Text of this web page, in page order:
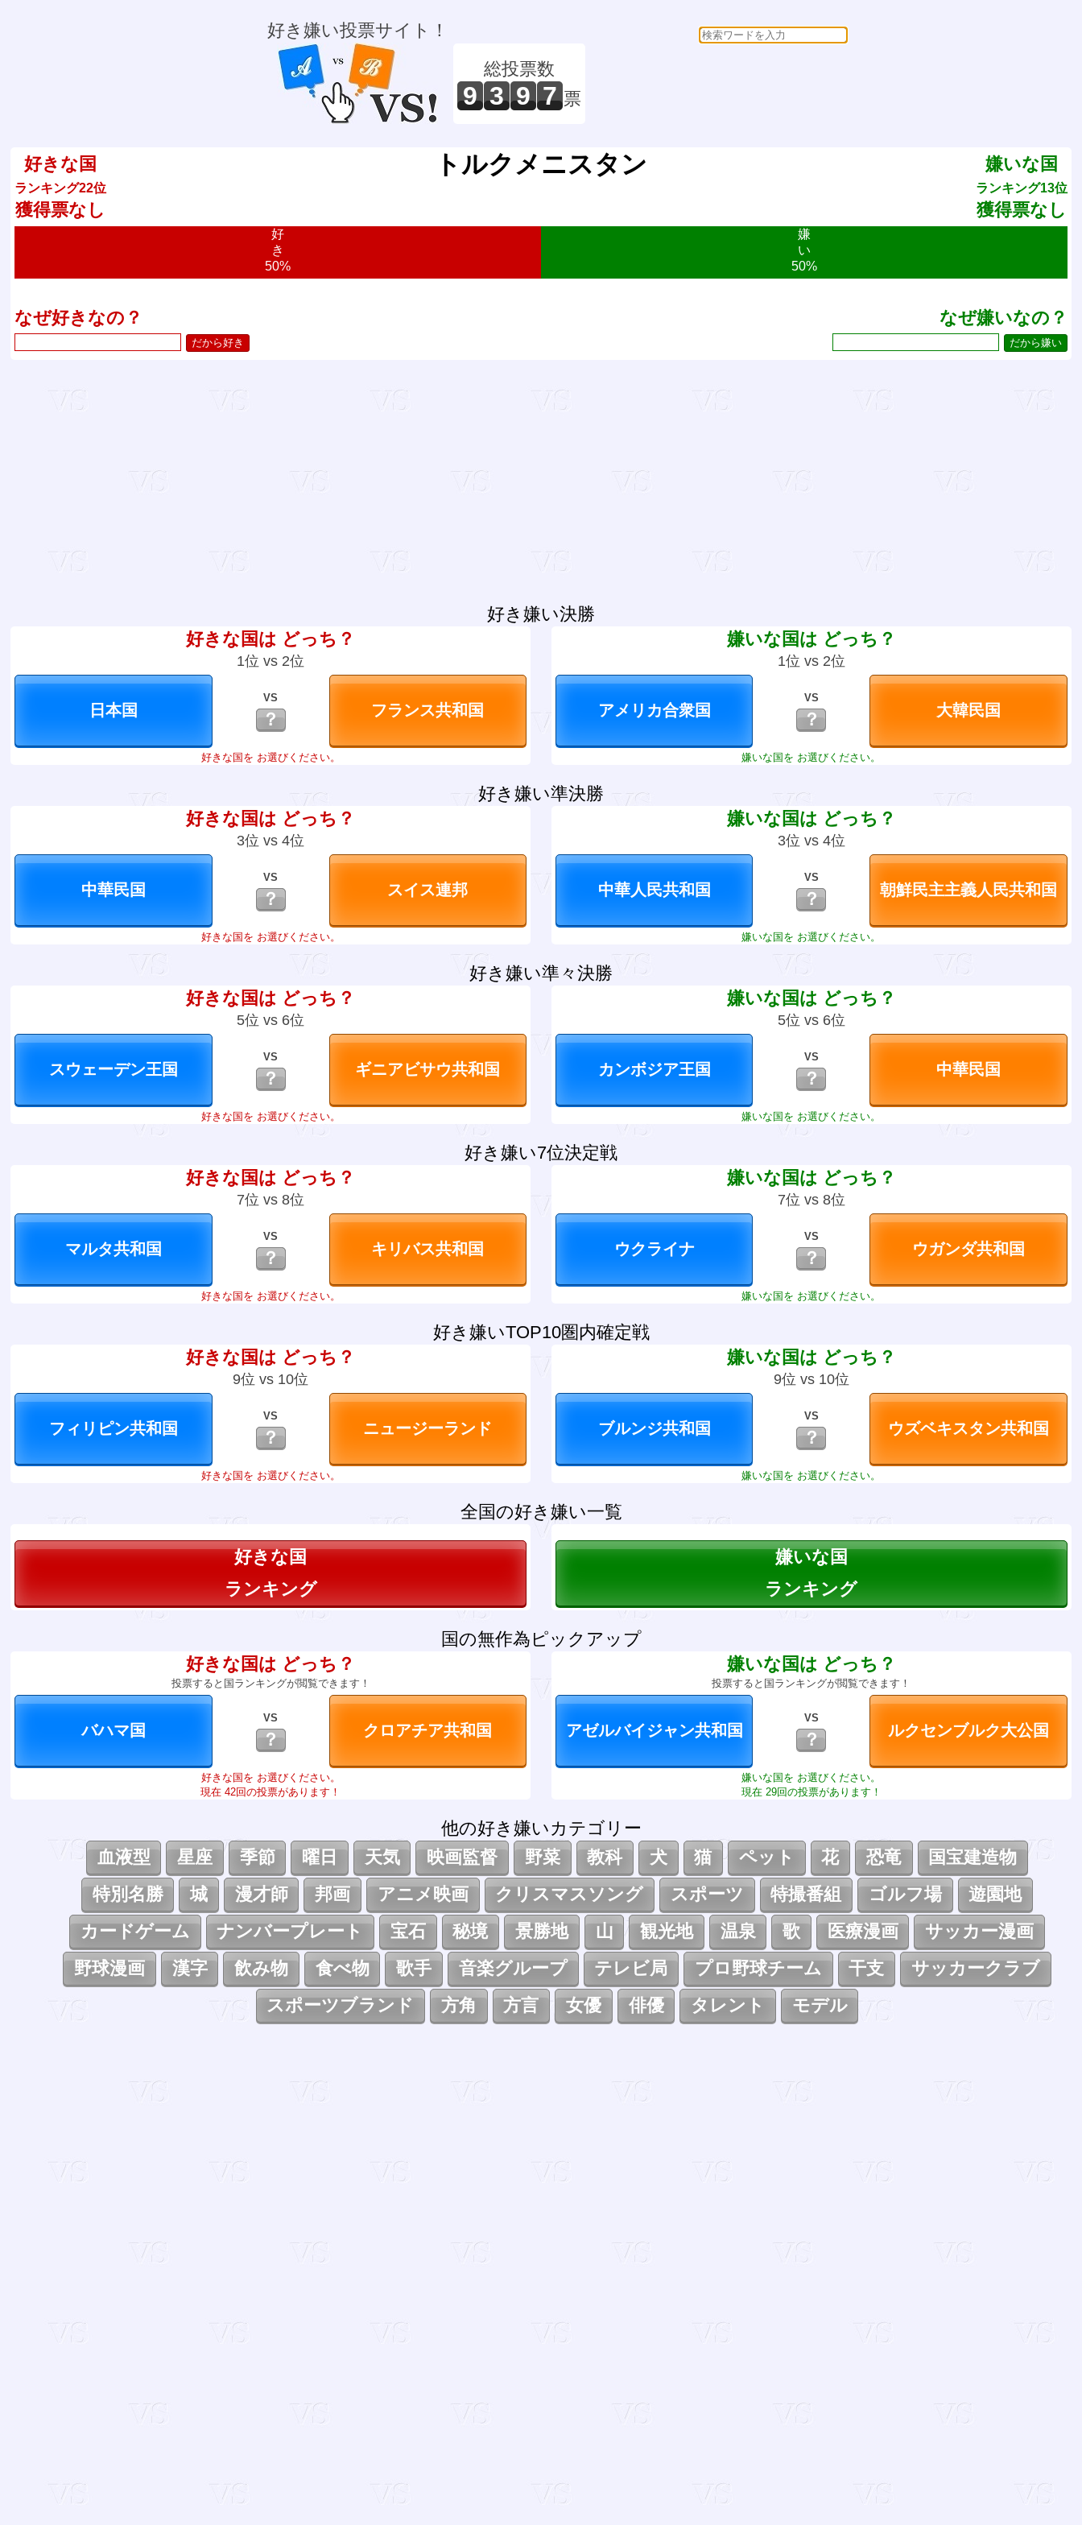
好き嫌い投票サイト！
総投票数
9 3 9 7 票
好きな国
ランキング22位
獲得票なし
嫌いな国
ランキング13位
獲得票なし
トルクメニスタン
好
き
50%
嫌
い
50%
なぜ好きなの？ なぜ嫌いなの？
好き嫌い決勝
好きな国は どっち？
1位 vs 2位
VS
？
好きな国を お選びください。
嫌いな国は どっち？
1位 vs 2位
VS
？
嫌いな国を お選びください。
好き嫌い準決勝
好きな国は どっち？
3位 vs 4位
VS
？
好きな国を お選びください。
嫌いな国は どっち？
3位 vs 4位
VS
？
嫌いな国を お選びください。
好き嫌い準々決勝
好きな国は どっち？
5位 vs 6位
VS
？
好きな国を お選びください。
嫌いな国は どっち？
5位 vs 6位
VS
？
嫌いな国を お選びください。
好き嫌い7位決定戦
好きな国は どっち？
7位 vs 8位
VS
？
好きな国を お選びください。
嫌いな国は どっち？
7位 vs 8位
VS
？
嫌いな国を お選びください。
好き嫌いTOP10圏内確定戦
好きな国は どっち？
9位 vs 10位
VS
？
好きな国を お選びください。
嫌いな国は どっち？
9位 vs 10位
VS
？
嫌いな国を お選びください。
全国の好き嫌い一覧
好きな国
ランキング
嫌いな国
ランキング
国の無作為ピックアップ
好きな国は どっち？
投票すると国ランキングが閲覧できます！
VS
？
好きな国を お選びください。
現在 42回の投票があります！
嫌いな国は どっち？
投票すると国ランキングが閲覧できます！
VS
？
嫌いな国を お選びください。
現在 29回の投票があります！
他の好き嫌いカテゴリー
血液型
星座 季節 曜日 天気 映画監督 野菜 教科 犬 猫 ペット 花 恐竜
国宝建造物
特別名勝
城 漫才師 邦画 アニメ映画 クリスマスソング スポーツ 特撮番組 ゴルフ場
遊園地
カードゲーム
ナンバープレート 宝石 秘境 景勝地 山 観光地 温泉 歌 医療漫画
サッカー漫画
野球漫画
漢字 飲み物 食べ物 歌手 音楽グループ テレビ局 プロ野球チーム 干支
サッカークラブ
スポーツブランド
方角 方言 女優 俳優 タレント モデル